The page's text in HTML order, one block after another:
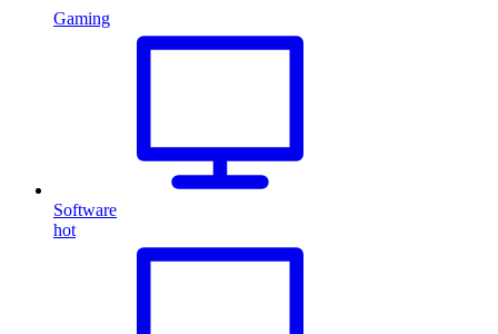
Gaming
Software
hot